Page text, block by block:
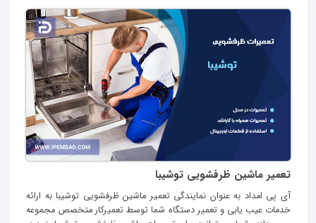
تعمیر ماشین ظرفشویی توشیبا
آی پی امداد به عنوان نمایندگی تعمیر ماشین ظرفشویی توشیبا به ارائه
خدمات عیب یابی و تعمیر دستگاه شما توسط تعمیرکار متخصص مجموعه